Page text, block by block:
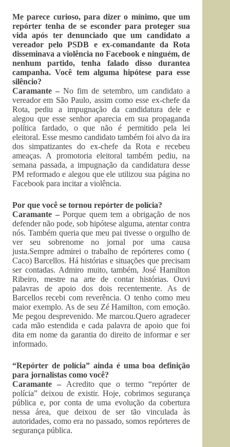
Me parece curioso, para dizer o mínimo, que um
repórter tenha de se esconder para proteger sua
vida após ter denunciado que um candidato a
vereador pelo PSDB e ex-comandante da Rota
disseminava a violência no Facebook e ninguém, de
nenhum partido, tenha falado disso durantea
campanha. Você tem alguma hipótese para esse
silêncio?
Caramante –No fim de setembro, um candidato a
vereador em São Paulo, assim como esse ex-chefe da
Rota, pediu a impugnação da candidatura dele e
alegou que esse senhor aparecia em sua propaganda
política fardado, o que não é permitido pela lei
eleitoral. Esse mesmo candidato também foi alvo da ira
dos simpatizantes do ex-chefe da Rota e recebeu
ameaças. A promotoria eleitoral também pediu, na
semana passada, a impugnação da candidatura desse
PM reformado e alegou que ele utilizou sua página no
Facebook para incitar a violência.
Por que você se tornou repórter de polícia?
Caramante –Porque quem tem a obrigação de nos
defender não pode, sob hipótese alguma, atentar contra
nós. Também queria que meu pai tivesse o orgulho de
ver seu sobrenome no jornal por uma causa
justa.Sempre admirei o trabalho de repórteres como (
Caco) Barcellos. Há histórias e situações que precisam
ser contadas. Admiro muito, também, José Hamilton
Ribeiro, mestre na arte de contar histórias. Ouvi
palavras de apoio dos dois recentemente. As de
Barcellos recebi com reverência. O tenho como meu
maior exemplo. As de seu Zé Hamilton, com emoção.
Me pegou desprevenido. Me marcou.Quero agradecer
cada mão estendida e cada palavra de apoio que foi
dita em nome da garantia do direito de informar e ser
informado.
“Repórter de polícia” ainda é uma boa definição
para jornalistas como você?
Caramante – Acredito que o termo “repórter de
polícia” deixou de existir. Hoje, cobrimos segurança
pública e, por conta de uma evolução da cobertura
nessa área, que deixou de ser tão vinculada às
autoridades, como era no passado, somos repórteres de
segurança pública.